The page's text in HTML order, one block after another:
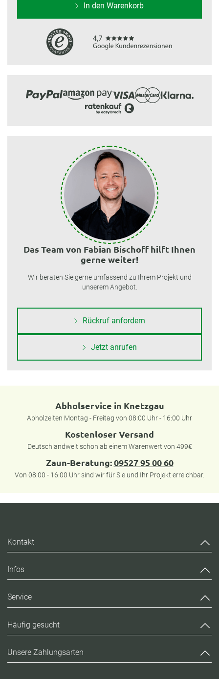
In den Warenkorb
Das Team von Fabian Bischoff hilft Ihnen
gerne weiter!
Wir beraten Sie gerne umfassend zu Ihrem Projekt und
unserem Angebot.
Rückruf anfordern
Jetzt anrufen
Abholservice in Knetzgau
Abholzeiten Montag - Freitag von 08:00 Uhr - 16:00 Uhr
Kostenloser Versand
Deutschlandweit schon ab einem Warenwert von 499€
Zaun-Beratung:09527 95 00 60
Von 08:00 - 16:00 Uhr sind wir für Sie und Ihr Projekt erreichbar.
Kontakt
Infos
Service
Häufig gesucht
Unsere Zahlungsarten